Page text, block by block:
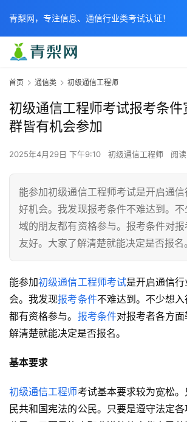
首页 通信类 初级通信工程师
初级通信工程师考试报考条件
群皆有机会参加
2025年4月29日 下午9:10 初级通信工程师 阅
能参加初级通信工程师考试是开启通
好机会。我发现报考条件不难达到。
域的朋友都有资格参与。报考条件对
友好。大家了解清楚就能决定是否报名。
能参加初级通信工程师考试是开启通信
会。我发现报考条件不难达到。不少想入
都有资格参与。 报考条件对报考者各方
解清楚就能决定是否报名。
基本要求
初级通信工程师考试基本要求较为宽松
民共和国宪法的公民。只要是遵守法定
青梨网，专注信息、通信行业类考试认证！